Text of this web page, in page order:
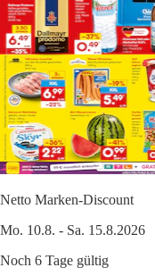
Netto Marken-Discount
Mo. 10.8. - Sa. 15.8.2026
Noch 6 Tage gültig